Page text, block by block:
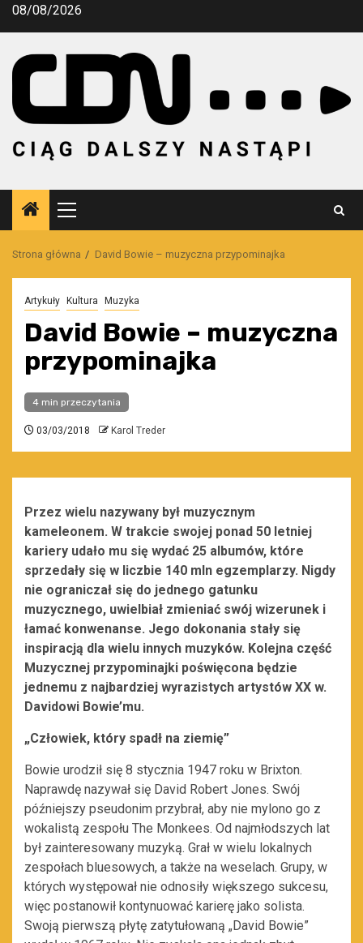
Przejdź
08/08/2026
Menu
główne
Strona główna David Bowie – muzyczna przypominajka
Artykuły Kultura Muzyka
David Bowie – muzyczna
przypominajka
4 min przeczytania
03/03/2018 Karol Treder
Przez wielu nazywany był muzycznym
kameleonem. W trakcie swojej ponad 50 letniej
kariery udało mu się wydać 25 albumów, które
sprzedały się w liczbie 140 mln egzemplarzy. Nigdy
nie ograniczał się do jednego gatunku
muzycznego, uwielbiał zmieniać swój wizerunek i
łamać konwenanse. Jego dokonania stały się
inspiracją dla wielu innych muzyków. Kolejna część
Muzycznej przypominajki poświęcona będzie
jednemu z najbardziej wyrazistych artystów XX w.
Davidowi Bowie’mu.
„Człowiek, który spadł na ziemię”
Bowie urodził się 8 stycznia 1947 roku w Brixton.
Naprawdę nazywał się David Robert Jones. Swój
późniejszy pseudonim przybrał, aby nie mylono go z
wokalistą zespołu The Monkees. Od najmłodszych lat
był zainteresowany muzyką. Grał w wielu lokalnych
zespołach bluesowych, a także na weselach. Grupy, w
których występował nie odnosiły większego sukcesu,
więc postanowił kontynuować karierę jako solista.
Swoją pierwszą płytę zatytułowaną „David Bowie”